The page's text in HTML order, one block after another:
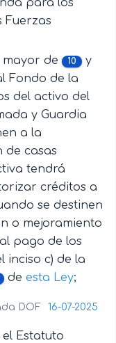
para los
Fuerzas
mayor de
10
y
Fondo de la
del activo del
y Guardia
a la
de casas
tendrá
créditos a
se destinen
o mejoramiento
pago de los
inciso c) de la
de esta Ley;
DOF 16-07-2025
Estatuto